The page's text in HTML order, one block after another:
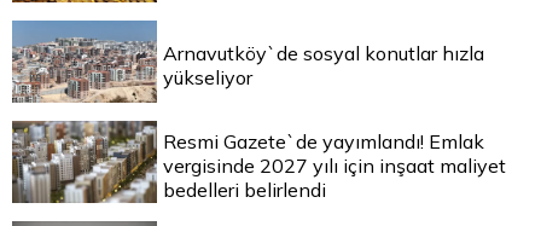
Arnavutköy`de sosyal konutlar hızla
yükseliyor
Resmi Gazete`de yayımlandı! Emlak
vergisinde 2027 yılı için inşaat maliyet
bedelleri belirlendi